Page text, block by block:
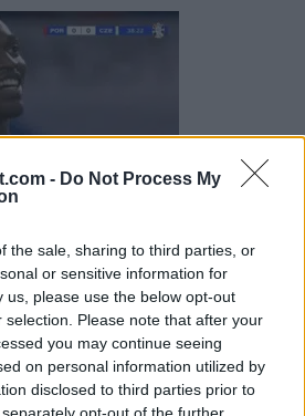
- Do Not Process My
the sale, sharing to third parties, or
or sensitive information for
us, please use the below opt-out
Please note that after your
you may continue seeing
on personal information utilized by
disclosed to third parties prior to
opt-out of the further
historiaa – sai